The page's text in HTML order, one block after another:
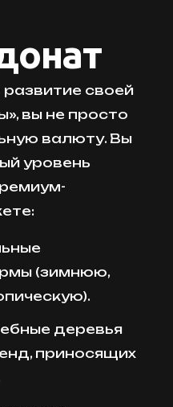
своей
вы не просто
валюту. Вы
уровень
(зимнюю,
деревья
приносящих